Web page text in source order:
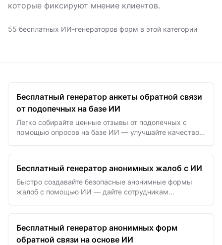
ЦЕНЫ
которые фиксируют мнение клиентов.
55 бесплатных ИИ-генераторов форм в этой категории
Бесплатный генератор анкеты обратной связи
от подопечных на базе ИИ
Легко собирайте ценные отзывы от подопечных с
помощью опросов на базе ИИ — улучшайте качество
Бесплатный генератор анонимных жалоб с ИИ
Быстро создавайте безопасные анонимные формы
жалоб с помощью ИИ — дайте сотрудникам
Бесплатный генератор анонимных форм
обратной связи на основе ИИ